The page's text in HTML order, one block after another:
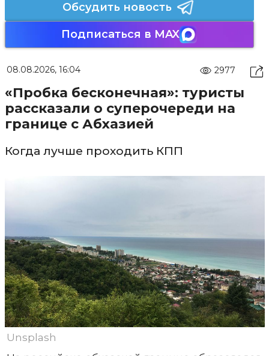
Обсудить новость
Подписаться в MAX
08.08.2026, 16:04 2977
«Пробка бесконечная»: туристы
рассказали о суперочереди на
границе с Абхазией
Когда лучше проходить КПП
Unsplash